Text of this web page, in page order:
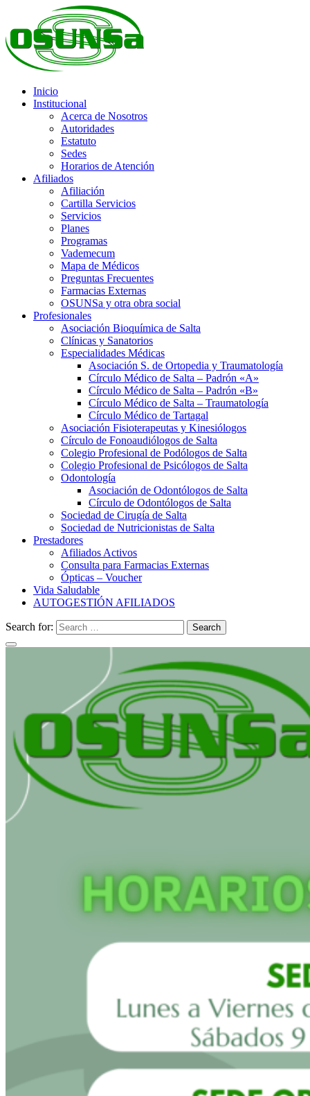
Inicio
Institucional
Acerca de Nosotros
Autoridades
Estatuto
Sedes
Horarios de Atención
Afiliados
Afiliación
Cartilla Servicios
Servicios
Planes
Programas
Vademecum
Mapa de Médicos
Preguntas Frecuentes
Farmacias Externas
OSUNSa y otra obra social
Profesionales
Asociación Bioquímica de Salta
Clínicas y Sanatorios
Especialidades Médicas
Asociación S. de Ortopedia y Traumatología
Círculo Médico de Salta – Padrón «A»
Círculo Médico de Salta – Padrón «B»
Círculo Médico de Salta – Traumatología
Círculo Médico de Tartagal
Asociación Fisioterapeutas y Kinesiólogos
Círculo de Fonoaudiólogos de Salta
Colegio Profesional de Podólogos de Salta
Colegio Profesional de Psicólogos de Salta
Odontología
Asociación de Odontólogos de Salta
Círculo de Odontólogos de Salta
Sociedad de Cirugía de Salta
Sociedad de Nutricionistas de Salta
Prestadores
Afiliados Activos
Consulta para Farmacias Externas
Ópticas – Voucher
Vida Saludable
AUTOGESTIÓN AFILIADOS
Search for: Search